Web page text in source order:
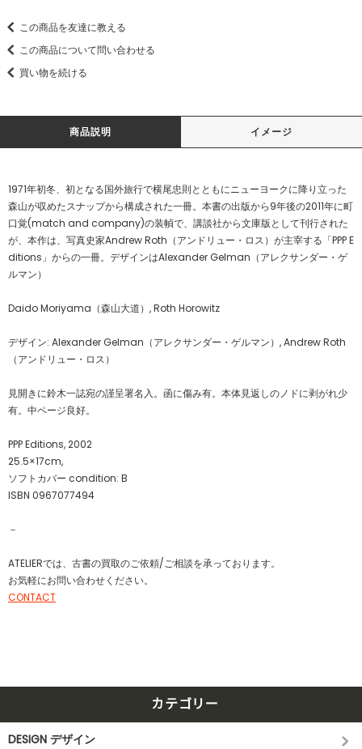
この商品を友達に教える
この商品について問い合わせる
買い物を続ける
商品説明 イメージ
1971年初冬、初となる国外旅行で横尾忠則とともにニューヨークに降り立った
森山が収めたスナップから構成された一冊。本書の出版から9年後の2011年に町
口覚(match and company)の装幀で、講談社から文庫版として刊行された
が、本作は、写真史家Andrew Roth（アンドリュー・ロス）が主宰する「PPP E
ditions」からの一冊。デザインはAlexander Gelman（アレクサンダー・ゲ
ルマン）
Daido Moriyama（森山大道）, Roth Horowitz
デザイン: Alexander Gelman（アレクサンダー・ゲルマン）, Andrew Roth
（アンドリュー・ロス）
見開きに鈴木一誌宛の謹呈署名入。函に傷み有。本体見返しのノドに剥がれ少
有。中ページ良好。
PPP Editions, 2002
25.5×17cm,
ソフトカバー condition: B
ISBN 0967077494
－
ATELIERでは、古書の買取のご依頼/ご相談を承っております。
お気軽にお問い合わせください。
CONTACT
カテゴリー
DESIGN デザイン